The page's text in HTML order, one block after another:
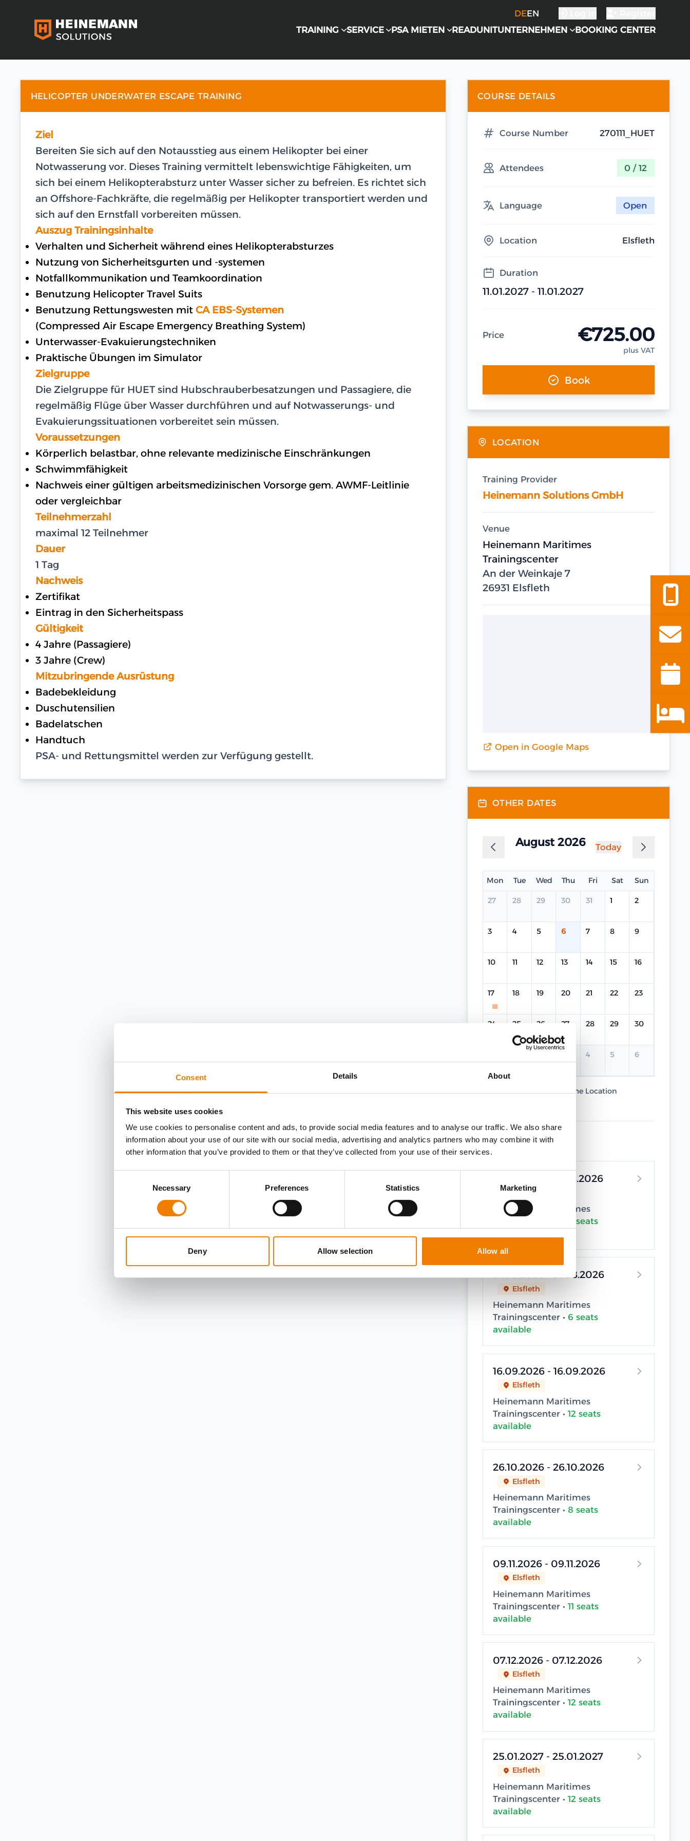
Consent Details About
This website uses cookies
We use cookies to personalise content and ads, to provide social media features and to analyse our traffic. We also share
information about your use of our site with our social media, advertising and analytics partners who may combine it with
other information that you’ve provided to them or that they’ve collected from your use of their services.
Necessary Preferences Statistics Marketing
Deny Allow selection Allow all
DEEN
TRAINING
SERVICE PSA MIETEN READUNITUNTERNEHMEN BOOKING CENTER
HELICOPTER UNDERWATER ESCAPE TRAINING
Ziel
Bereiten Sie sich auf den Notausstieg aus einem Helikopter bei einer
Notwasserung vor. Dieses Training vermittelt lebenswichtige Fähigkeiten, um
sich bei einem Helikopterabsturz unter Wasser sicher zu befreien. Es richtet sich
an Offshore-Fachkräfte, die regelmäßig per Helikopter transportiert werden und
sich auf den Ernstfall vorbereiten müssen.
Auszug Trainingsinhalte
Verhalten und Sicherheit während eines Helikopterabsturzes
Nutzung von Sicherheitsgurten und -systemen
Notfallkommunikation und Teamkoordination
Benutzung Helicopter Travel Suits
Benutzung Rettungswesten mitCA EBS-Systemen
(Compressed Air Escape Emergency Breathing System)
Unterwasser-Evakuierungstechniken
Praktische Übungen im Simulator
Zielgruppe
Die Zielgruppe für HUET sind Hubschrauberbesatzungen und Passagiere, die
regelmäßig Flüge über Wasser durchführen und auf Notwasserungs- und
Evakuierungssituationen vorbereitet sein müssen.
Voraussetzungen
Körperlich belastbar, ohne relevante medizinische Einschränkungen
Schwimmfähigkeit
Nachweis einer gültigen arbeitsmedizinischen Vorsorge gem. AWMF-Leitlinie
oder vergleichbar
Teilnehmerzahl
maximal 12 Teilnehmer
Dauer
1 Tag
Nachweis
Zertifikat
Eintrag in den Sicherheitspass
Gültigkeit
4 Jahre (Passagiere)
3 Jahre (Crew)
Mitzubringende Ausrüstung
Badebekleidung
Duschutensilien
Badelatschen
Handtuch
PSA- und Rettungsmittel werden zur Verfügung gestellt.
COURSE DETAILS
Course Number 270111_HUET
Attendees 0 / 12
Language Open
Location Elsfleth
Duration
11.01.2027 - 11.01.2027
Price €725.00
plus VAT
Book
LOCATION
Training Provider
Heinemann Solutions GmbH
Venue
Heinemann Maritimes
Trainingscenter
An der Weinkaje 7
26931 Elsfleth
Open in Google Maps
OTHER DATES
August 2026 Today
Mon Tue Wed Thu Fri Sat Sun
27 28 29 30 31 1 2
3 4 5 6 7 8 9
10 11 12 13 14 15 16
17 18 19 20 21 22 23
24 25 26 27 28 29 30
4 5 6
Current Course
Same Location
UPCOMING DATES
17.08.2026 - 17.08.2026
Elsfleth
Heinemann Maritimes
8 seats
31.08.2026 - 31.08.2026
Elsfleth
Heinemann Maritimes
Trainingscenter • 6 seats
available
16.09.2026 - 16.09.2026
Elsfleth
Heinemann Maritimes
Trainingscenter • 12 seats
available
26.10.2026 - 26.10.2026
Elsfleth
Heinemann Maritimes
Trainingscenter • 8 seats
available
09.11.2026 - 09.11.2026
Elsfleth
Heinemann Maritimes
Trainingscenter • 11 seats
available
07.12.2026 - 07.12.2026
Elsfleth
Heinemann Maritimes
Trainingscenter • 12 seats
available
25.01.2027 - 25.01.2027
Elsfleth
Heinemann Maritimes
Trainingscenter • 12 seats
available